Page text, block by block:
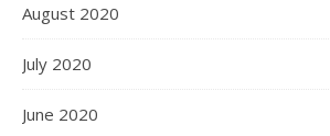
August 2020
July 2020
June 2020